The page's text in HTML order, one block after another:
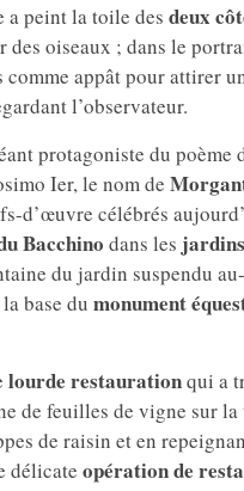
a peint la toile des deux
des oiseaux ; dans le
appât pour attirer
l’observateur.
protagoniste du poème
Ier, le nom de
d’œuvre célébrés
Bacchino dans les
du jardin suspendu
base du monument
lourde restaurationqui a
de feuilles de vigne sur
de raisin et en
délicate opération de